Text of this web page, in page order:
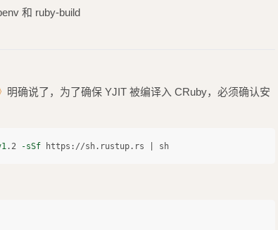
和 ruby-build
明确说了，为了确保 YJIT 被编译入 CRuby，必须确认安
.2 -sSf